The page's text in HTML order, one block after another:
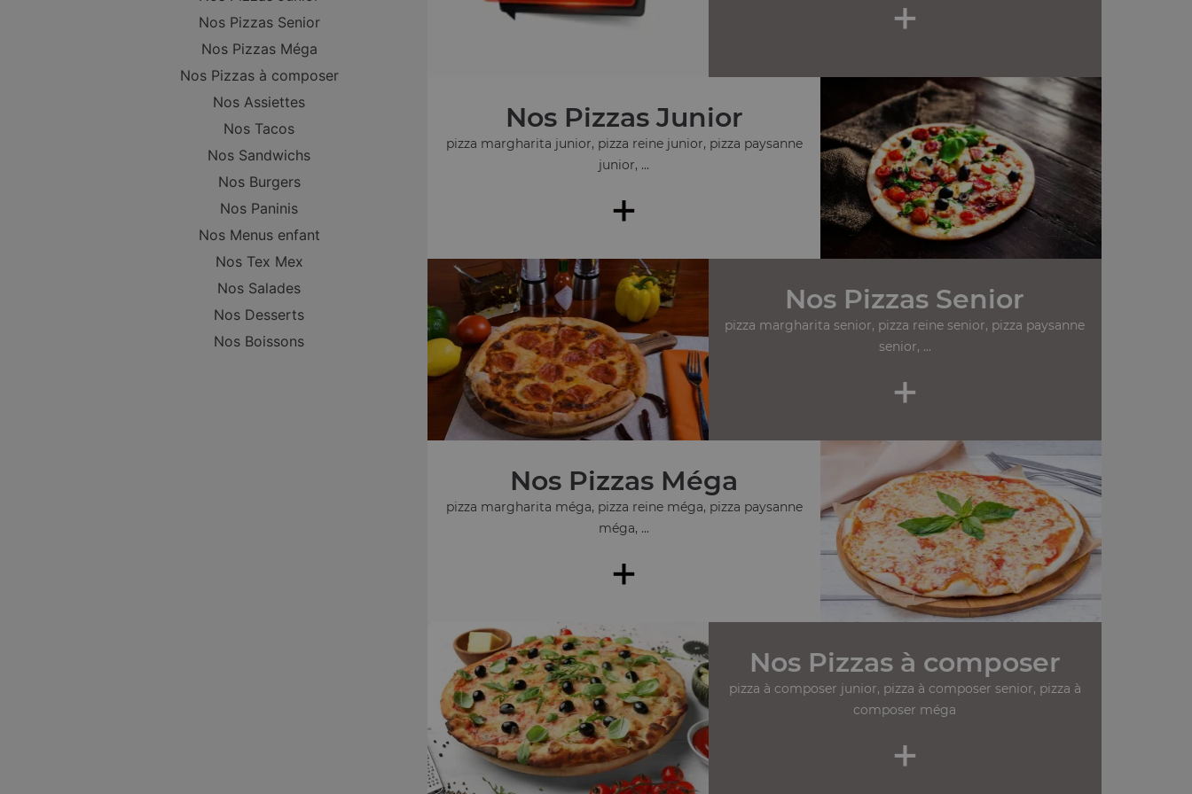
Nos Pizzas Senior
Nos Pizzas Méga
Nos Pizzas à composer
Nos Assiettes
Nos Tacos
Nos Sandwichs
Nos Burgers
Nos Paninis
Nos Menus enfant
Nos Tex Mex
Nos Salades
Nos Desserts
Nos Boissons
+
Nos Pizzas Junior
pizza margharita junior, pizza reine junior, pizza paysanne
junior, ...
+
Nos Pizzas Senior
pizza margharita senior, pizza reine senior, pizza paysanne
senior, ...
+
Nos Pizzas Méga
pizza margharita méga, pizza reine méga, pizza paysanne
méga, ...
+
Nos Pizzas à composer
pizza à composer junior, pizza à composer senior, pizza à
composer méga
+